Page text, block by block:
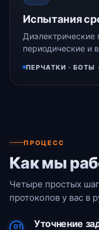
Испытания
Диэлектрические
периодические и
ПЕРЧАТКИ · БОТЫ
ПРОЦЕСС
Как мы
Четыре простых
протоколов у вас в
01 Уточнение